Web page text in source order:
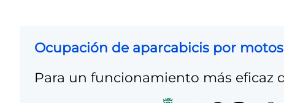
Ocupación de aparcabicis por motos
Para un funcionamiento más eficaz